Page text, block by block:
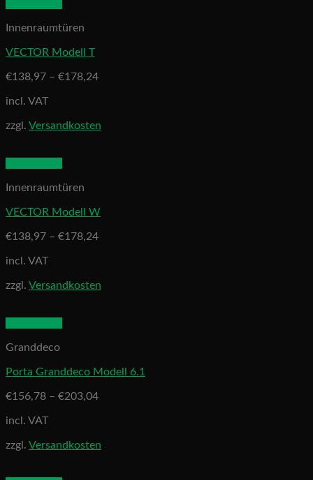
Innenraumtüren
VECTOR Modell T
€138,97 – €178,24
incl. VAT
zzgl. Versandkosten
Innenraumtüren
VECTOR Modell W
€138,97 – €178,24
incl. VAT
zzgl. Versandkosten
Granddeco
Porta Granddeco Modell 6.1
€156,78 – €203,04
incl. VAT
zzgl. Versandkosten